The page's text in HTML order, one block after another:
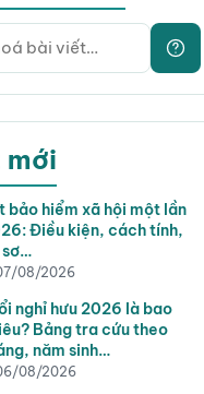
mới
bảo hiểm xã hội một lần
Điều kiện, cách tính,
sơ…
08/2026
nghỉ hưu 2026 là bao
Bảng tra cứu theo
năm sinh…
08/2026